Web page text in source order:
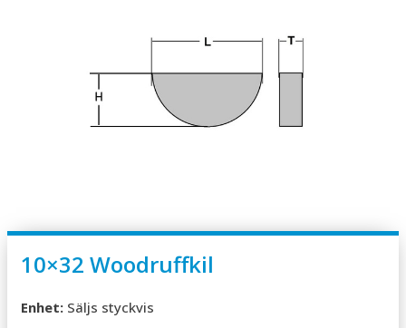
10×32 Woodruffkil
Enhet: Säljs styckvis